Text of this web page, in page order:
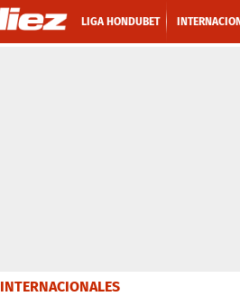
LIGA HONDUBET
INTERNACIONALES